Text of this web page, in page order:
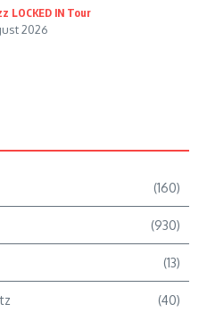
LOCKED IN Tour
2026
(160)
(930)
(13)
(40)